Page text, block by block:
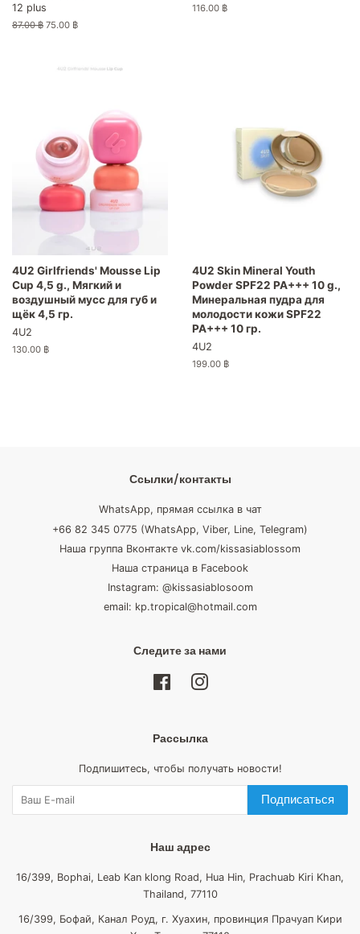
12 plus
Обычная
87.00 ฿ Цена
75.00 ฿
Обычная
116.00 ฿
4U2 Girlfriends' Mousse Lip
Cup 4,5 g., Мягкий и
воздушный мусс для губ и
щёк 4,5 гр.
4U2
Обычная
130.00 ฿
4U2 Skin Mineral Youth
Powder SPF22 PA+++ 10 g.,
Минеральная пудра для
молодости кожи SPF22
PA+++ 10 гр.
4U2
Обычная
199.00 ฿
Ссылки/контакты
WhatsApp, прямая ссылка в чат
+66 82 345 0775 (WhatsApp, Viber, Line, Telegram)
Наша группа Вконтакте vk.com/kissasiablossom
Наша страница в Facebook
Instagram: @kissasiablosoom
email: kp.tropical@hotmail.com
Следите за нами
FacebookInstagram
Рассылка
Подпишитесь, чтобы получать новости!
Подписаться
Наш адрес
16/399, Bophai, Leab Kan klong Road, Hua Hin, Prachuab Kiri Khan,
Thailand, 77110
16/399, Бофай, Канал Роуд, г. Хуахин, провинция Прачуап Кири